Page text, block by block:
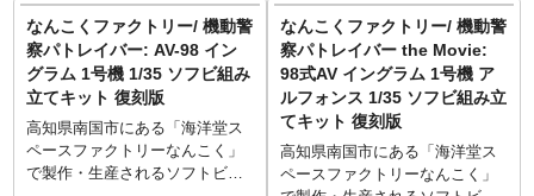
※この商品は組み立て、塗装が
必要なソフビキットとなりま
す。組み立て、塗装には別途、
接着剤や工具、塗料等が必要で
す。
出渕裕氏デザイン、ゆうきまさ
み氏の手によるコミック『機動
警察パトレイバー』。両氏の描
く日常生活の中にあるリアルに
存在するロボットをプラモ的可
動トイではなくフィギュアとし
て製品化する為にソフトビニー
出渕裕氏デザイン、ゆうきまさ
み氏の手によるコミック『機動
警察パトレイバー』。両氏の描
く日常生活の中にあるリアルに
存在するロボットをプラモ的可
動トイではなくフィギュアとし
て製品化する為にソフトビニー
なんこくファクトリー/ 機動警
察パトレイバー: AV-98 イン
グラム 1号機 1/35 ソフビ組み
立てキット 復刻版
高知県南国市にある「海洋堂ス
ペースファクトリーなんこく」
で製作・生産されるソフトビニ
なんこくファクトリー/ 機動警
察パトレイバー the Movie:
98式AV イングラム 1号機 ア
ルフォンス 1/35 ソフビ組み立
てキット 復刻版
高知県南国市にある「海洋堂ス
ペースファクトリーなんこく」